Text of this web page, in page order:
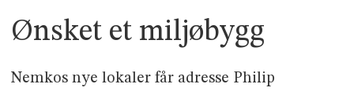
Ønsket et miljøbygg
Nemkos nye lokaler får adresse Philip